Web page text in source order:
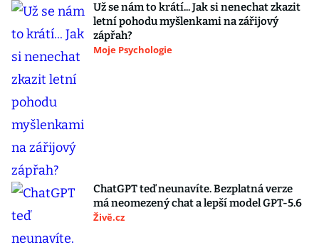
Už se nám to krátí... Jak si nenechat zkazit
letní pohodu myšlenkami na zářijový
zápřah?
Moje Psychologie
ChatGPT teď neunavíte. Bezplatná verze
má neomezený chat a lepší model GPT-5.6
Živě.cz